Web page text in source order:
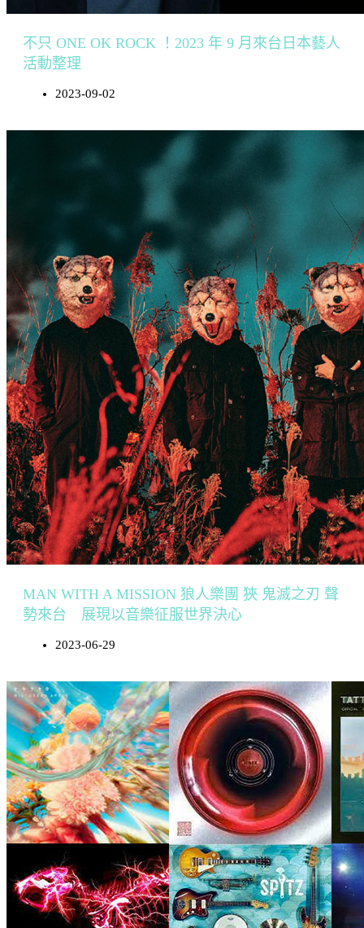
不只 ONE OK ROCK ！2023 年 9 月來台日本藝人
活動整理
2023-09-02
MAN WITH A MISSION 狼人樂團 狹 鬼滅之刃 聲
勢來台 展現以音樂征服世界決心
2023-06-29